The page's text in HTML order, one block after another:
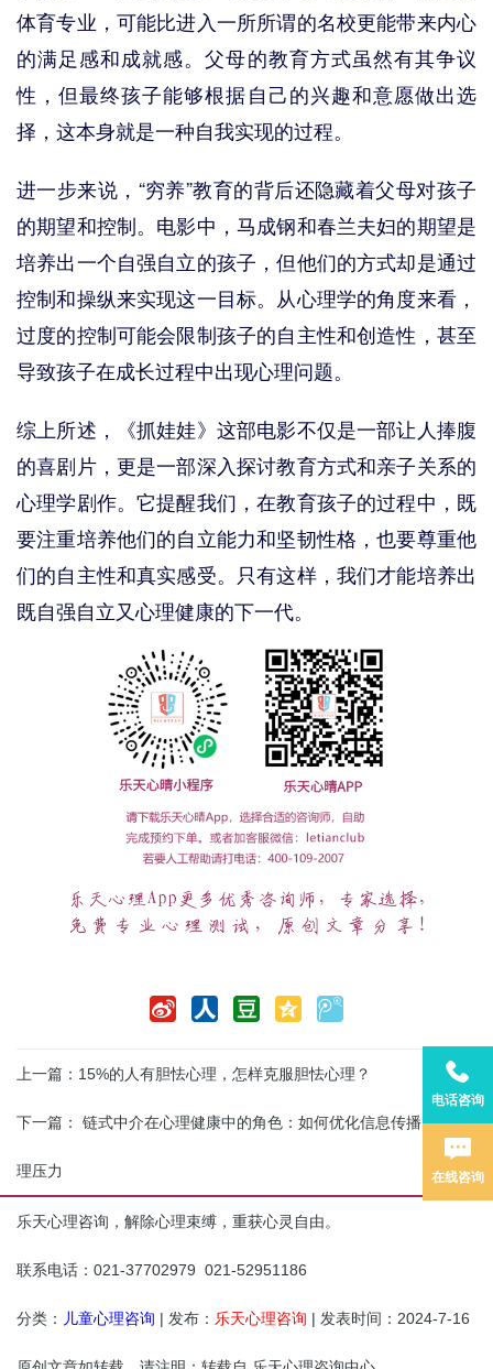
体育专业，可能比进入一所所谓的名校更能带来内心
的满足感和成就感。父母的教育方式虽然有其争议
性，但最终孩子能够根据自己的兴趣和意愿做出选
择，这本身就是一种自我实现的过程。
进一步来说，“穷养”教育的背后还隐藏着父母对孩子
的期望和控制。电影中，马成钢和春兰夫妇的期望是
培养出一个自强自立的孩子，但他们的方式却是通过
控制和操纵来实现这一目标。从心理学的角度来看，
过度的控制可能会限制孩子的自主性和创造性，甚至
导致孩子在成长过程中出现心理问题。
综上所述，《抓娃娃》这部电影不仅是一部让人捧腹
的喜剧片，更是一部深入探讨教育方式和亲子关系的
心理学剧作。它提醒我们，在教育孩子的过程中，既
要注重培养他们的自立能力和坚韧性格，也要尊重他
们的自主性和真实感受。只有这样，我们才能培养出
既自强自立又心理健康的下一代。
上一篇： 15%的人有胆怯心理，怎样克服胆怯心理？
下一篇： 链式中介在心理健康中的角色：如何优化信息传播以减轻心
理压力
乐天心理咨询，解除心理束缚，重获心灵自由。
联系电话：021-37702979 021-52951186
分类： 儿童心理咨询 | 发布： 乐天心理咨询 | 发表时间：2024-7-16
电话咨询
在线咨询